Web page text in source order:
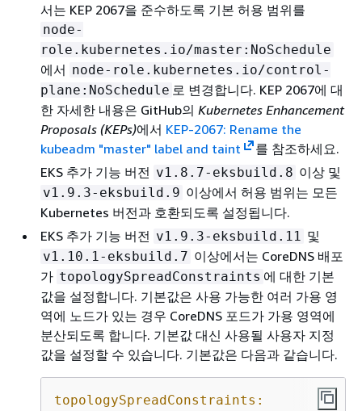
서는 KEP 2067을 준수하도록 기본 허용 범위를
node-
role.kubernetes.io/master:NoSchedule
에서 node-role.kubernetes.io/control-
plane:NoSchedule 로 변경합니다. KEP 2067에 대
한 자세한 내용은 GitHub의 Kubernetes Enhancement
Proposals (KEPs)에서 KEP-2067: Rename the
kubeadm "master" label and taint
를 참조하세요.
EKS 추가 기능 버전 v1.8.7-eksbuild.8 이상 및
v1.9.3-eksbuild.9 이상에서 허용 범위는 모든
Kubernetes 버전과 호환되도록 설정됩니다.
EKS 추가 기능 버전 v1.9.3-eksbuild.11 및
v1.10.1-eksbuild.7 이상에서는 CoreDNS 배포
가 topologySpreadConstraints 에 대한 기본
값을 설정합니다. 기본값은 사용 가능한 여러 가용 영
역에 노드가 있는 경우 CoreDNS 포드가 가용 영역에
분산되도록 합니다. 기본값 대신 사용될 사용자 지정
값을 설정할 수 있습니다. 기본값은 다음과 같습니다.
topologySpreadConstraints: